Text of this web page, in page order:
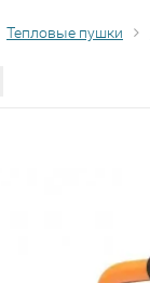
Тепловые пушки